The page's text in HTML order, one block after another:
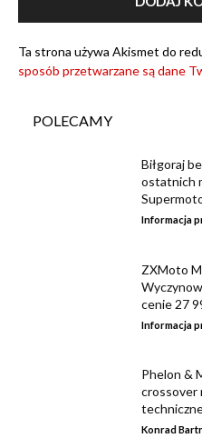
Ta strona używa Akismet do
sposób przetwarzane są dane
POLECAMY
Biłgoraj
ostatnich
Informacja
ZXMoto
cenie 27
Informacja
Phelon &
crossover
Konrad